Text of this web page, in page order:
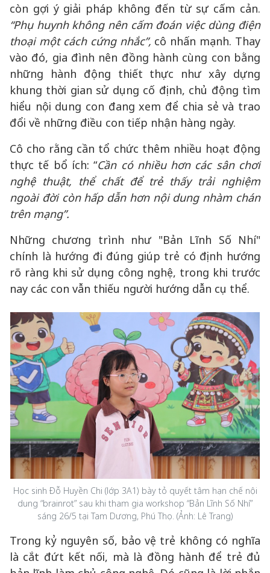
còn gợi ý giải pháp không đến từ sự cấm cản.
“Phụ huynh không nên cấm đoán việc dùng điện
thoại một cách cứng nhắc”, cô nhấn mạnh. Thay
vào đó, gia đình nên đồng hành cùng con bằng
những hành động thiết thực như xây dựng
khung thời gian sử dụng cố định, chủ động tìm
hiểu nội dung con đang xem để chia sẻ và trao
đổi về những điều con tiếp nhận hàng ngày.
Cô cho rằng cần tổ chức thêm nhiều hoạt động
thực tế bổ ích: “Cần có nhiều hơn các sân chơi
nghệ thuật, thể chất để trẻ thấy trải nghiệm
ngoài đời còn hấp dẫn hơn nội dung nhàm chán
trên mạng”.
Những chương trình như "Bản Lĩnh Số Nhí"
chính là hướng đi đúng giúp trẻ có định hướng
rõ ràng khi sử dụng công nghệ, trong khi trước
nay các con vẫn thiếu người hướng dẫn cụ thể.
Học sinh Đỗ Huyền Chi (lớp 3A1) bày tỏ quyết tâm hạn chế nội
dung “brainrot” sau khi tham gia workshop “Bản Lĩnh Số Nhí”
sáng 26/5 tại Tam Dương, Phú Thọ. (Ảnh: Lê Trang)
Trong kỷ nguyên số, bảo vệ trẻ không có nghĩa
là cắt đứt kết nối, mà là đồng hành để trẻ đủ